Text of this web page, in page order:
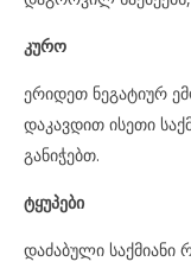
კურო
ერიდეთ ნეგატიურ
დაკავდით ისეთი
განიჭებთ.
ტყუპები
დაძაბული საქმიანი